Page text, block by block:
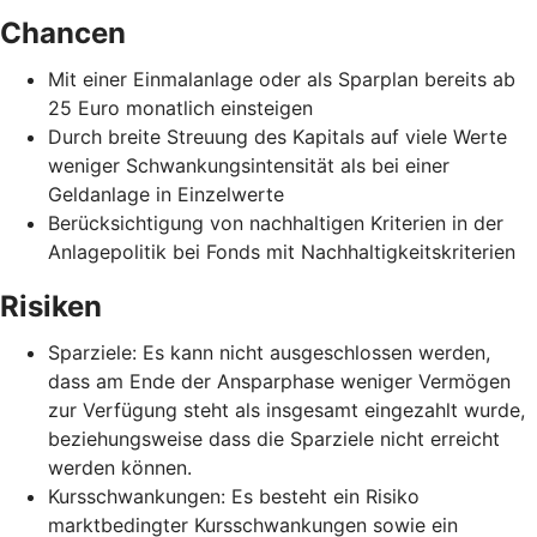
Chancen
Mit einer Einmalanlage oder als Sparplan bereits ab
25 Euro monatlich einsteigen
Durch breite Streuung des Kapitals auf viele Werte
weniger Schwankungsintensität als bei einer
Geldanlage in Einzelwerte
Berücksichtigung von nachhaltigen Kriterien in der
Anlagepolitik bei Fonds mit Nachhaltigkeitskriterien
Risiken
Sparziele: Es kann nicht ausgeschlossen werden,
dass am Ende der Ansparphase weniger Vermögen
zur Verfügung steht als insgesamt eingezahlt wurde,
beziehungsweise dass die Sparziele nicht erreicht
werden können.
Kursschwankungen: Es besteht ein Risiko
marktbedingter Kursschwankungen sowie ein